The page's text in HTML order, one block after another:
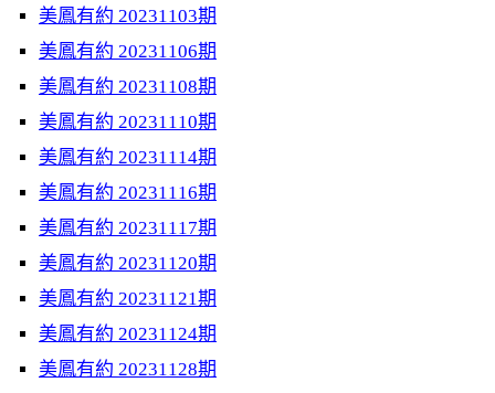
美鳳有約 20231103期
美鳳有約 20231106期
美鳳有約 20231108期
美鳳有約 20231110期
美鳳有約 20231114期
美鳳有約 20231116期
美鳳有約 20231117期
美鳳有約 20231120期
美鳳有約 20231121期
美鳳有約 20231124期
美鳳有約 20231128期